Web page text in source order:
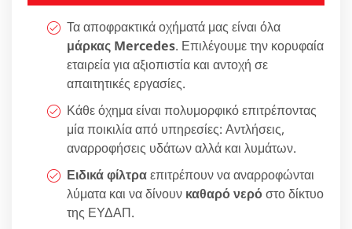
Τα αποφρακτικά οχήματά μας είναι όλα
μάρκας Mercedes. Επιλέγουμε την κορυφαία
εταιρεία για αξιοπιστία και αντοχή σε
απαιτητικές εργασίες.
Κάθε όχημα είναι πολυμορφικό επιτρέποντας
μία ποικιλία από υπηρεσίες: Αντλήσεις,
αναρροφήσεις υδάτων αλλά και λυμάτων.
Ειδικά φίλτραεπιτρέπουν να αναρροφώνται
λύματα και να δίνουν καθαρό νερόστο δίκτυο
της ΕΥΔΑΠ.